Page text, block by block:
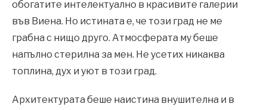
обогатите интелектуално в красивите галерии
във Виена. Но истината е, че този град не ме
грабна с нищо друго. Атмосферата му беше
напълно стерилна за мен. Не усетих никаква
топлина, дух и уют в този град.
Архитектурата беше наистина внушителна и в